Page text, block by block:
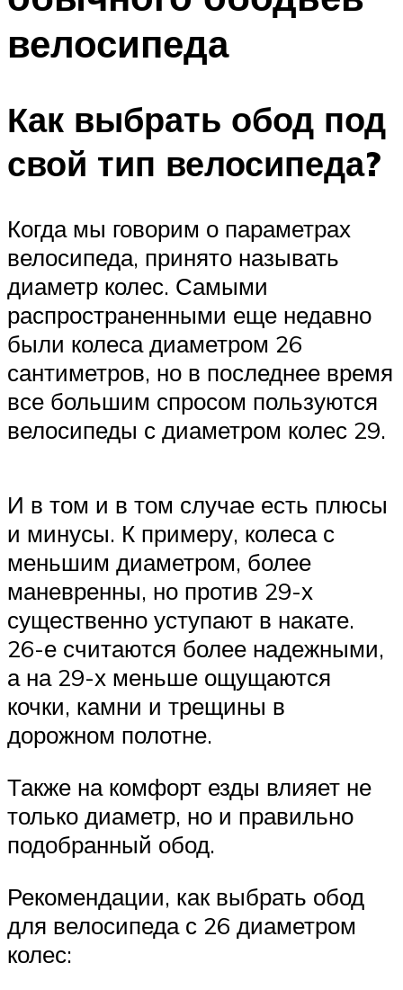
велосипеда
Как выбрать обод под
свой тип велосипеда?
Когда мы говорим о параметрах
велосипеда, принято называть
диаметр колес. Самыми
распространенными еще недавно
были колеса диаметром 26
сантиметров, но в последнее время
все большим спросом пользуются
велосипеды с диаметром колес 29.
И в том и в том случае есть плюсы
и минусы. К примеру, колеса с
меньшим диаметром, более
маневренны, но против 29-х
существенно уступают в накате.
26-е считаются более надежными,
а на 29-х меньше ощущаются
кочки, камни и трещины в
дорожном полотне.
Также на комфорт езды влияет не
только диаметр, но и правильно
подобранный обод.
Рекомендации, как выбрать обод
для велосипеда с 26 диаметром
колес: